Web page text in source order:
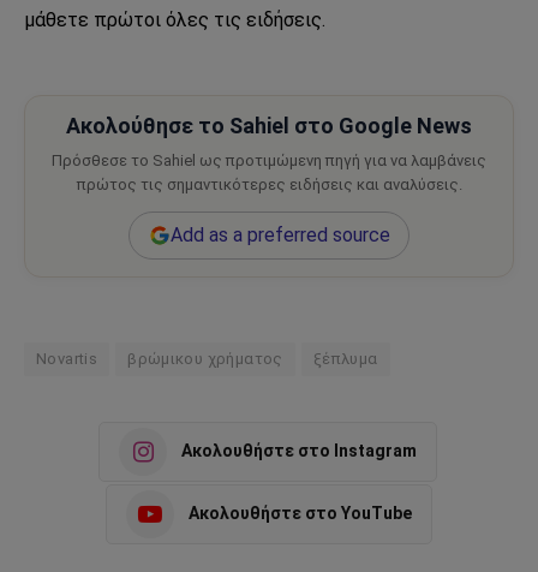
μάθετε πρώτοι όλες τις ειδήσεις.
Ακολούθησε το Sahiel στο Google News
Πρόσθεσε το Sahiel ως προτιμώμενη πηγή για να λαμβάνεις
πρώτος τις σημαντικότερες ειδήσεις και αναλύσεις.
Add as a preferred source
Novartis βρώμικου χρήματος ξέπλυμα
Ακολουθήστε στο Instagram
Ακολουθήστε στο YouTube